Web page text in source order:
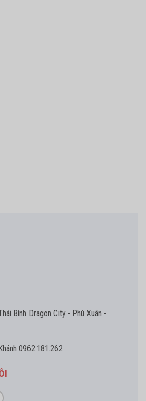
Bình Dragon City - Phú Xuân -
0962.181.262